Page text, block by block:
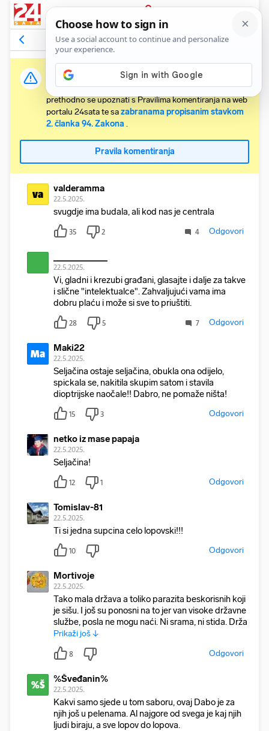
PRIJAVA
Komentari76 Relevantni
Važna obavijest:
Svaki korisnik koji želi komentirati članke obvezan je
prethodno se upoznati s Pravilima komentiranja na web
portalu 24sata te sazabranama propisanim stavkom
2. članka 94. Zakona .
Pravila komentiranja
va valderamma
22.5.2025.
svugdje ima budala, ali kod nas je centrala
35 2 4 Odgovori
22.5.2025.
Vi, gladni i krezubi građani, glasajte i dalje za takve
i slične "intelektualce". Zahvaljujući vama ima
dobru plaću i može si sve to priuštiti.
28 5 7 Odgovori
Ma Maki22
22.5.2025.
Seljačina ostaje seljačina, obukla ona odijelo,
spickala se, nakitila skupim satom i stavila
dioptrijske naočale!! Dabro, ne pomaže ništa!
15 3 Odgovori
netko iz mase papaja
22.5.2025.
Seljačina!
12 1 Odgovori
Tomislav-81
22.5.2025.
Ti si jedna supcina celo lopovski!!!
10 Odgovori
Mortivoje
22.5.2025.
Tako mala država a toliko parazita beskorisnih koji
je sišu. I još su ponosni na to jer van visoke državne
službe, posla ne mogu naći. Ni srama, ni stida. Drža
Prikaži još ↓
8 Odgovori
%Š %Šveđanin%
22.5.2025.
Kakvi samo sjede u tom saboru, ovaj Dabo je za
njih još u pelenama. Al najgore od svega je kaj njih
ljudi biraju, a sve lopov do lopova.